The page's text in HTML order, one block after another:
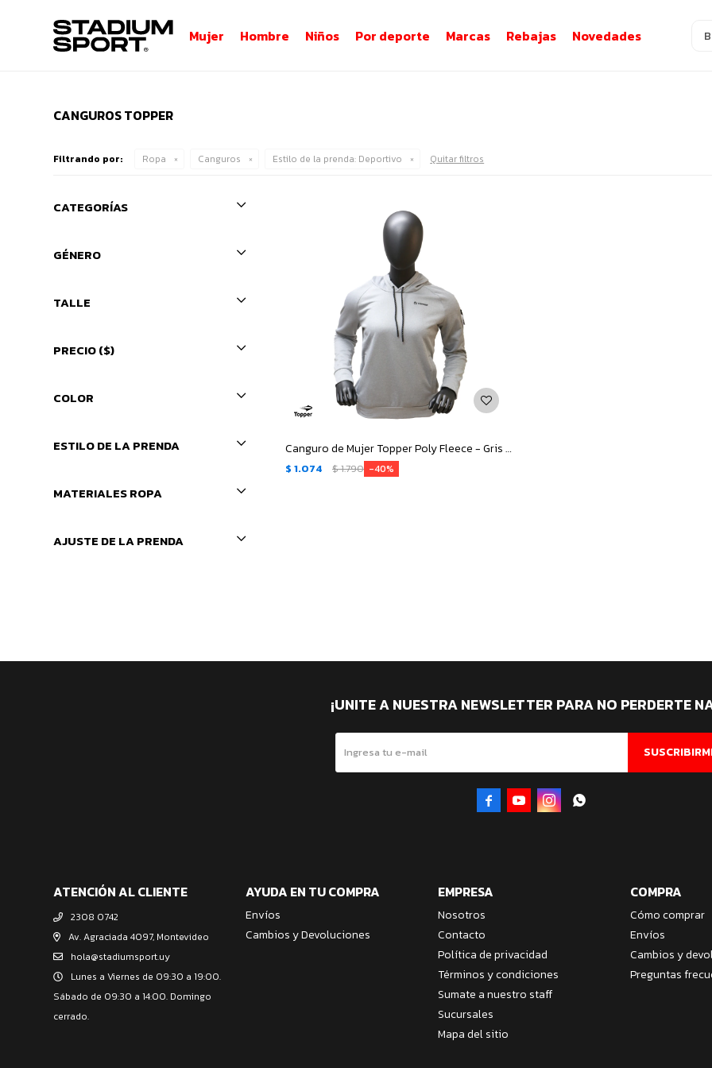
Mujer Hombre Niños Por deporte Marcas Rebajas Novedades
CANGUROS TOPPER
Filtrando por: Ropa Canguros Estilo de la prenda: Deportivo Quitar filtros
Canguro de Mujer Topper Poly Fleece - Gris Melange
$ 1.074 $1.790 40
CATEGORÍAS
GÉNERO
TALLE
PRECIO($)
COLOR
ESTILO DE LA PRENDA
MATERIALES ROPA
AJUSTE DE LA PRENDA
ATENCIÓN AL CLIENTE
2308 0742
Av. Agraciada 4097, Montevideo
hola@stadiumsport.uy
Lunes a Viernes de 09:30 a 19:00.
Sábado de 09:30 a 14:00. Domingo
cerrado.
AYUDA EN TU COMPRA
Envíos
Cambios y Devoluciones
EMPRESA
Nosotros
Contacto
Política de privacidad
Términos y condiciones
Sumate a nuestro staff
Sucursales
Mapa del sitio
COMPRA
Cómo comprar
Envíos
Cambios y
Preguntas
¡UNITE A NUESTRA NEWSLETTER PARA NO PERDERTE
   